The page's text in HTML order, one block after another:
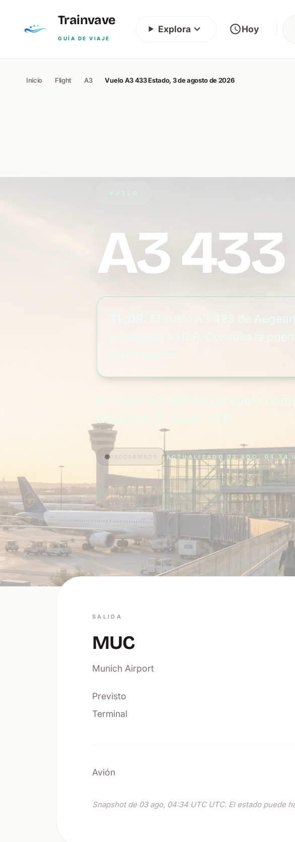
Trainvave
GUÍA DE VIAJE
Explora Hoy
Inicio Flight A3 Vuelo A3 433 Estado, 3 de agosto de 2026
VUELO
A3 433
El vuelo A3 433 de
su llegada a HER. Consulta la
El vuelo A3 433 es un vuelo
desde MUC hasta HER.
PROGRAMADO ACTUALIZADO 03 AGO, 04:34
SALIDA
MUC
Munich Airport
Previsto
Terminal
Avión
Snapshot de 03 ago, 04:34 UTC UTC. El estado puede